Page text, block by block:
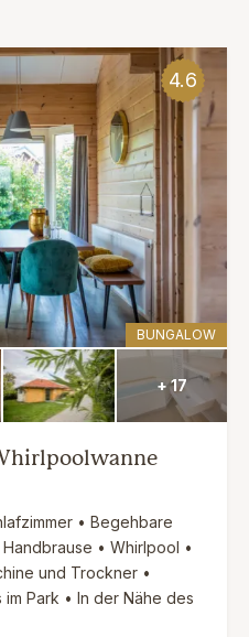
4.6
BUNGALOW
+ 17
• Begehbare
• Whirlpool •
und Trockner •
Park • In der Nähe des